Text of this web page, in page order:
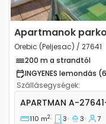
Apartmanok
Orebic (Peljesac) / 27641
200 m a strandtól
INGYENES
Szállásegységek:
Háromszobás
APARTMAN A-
110 m2 3 3 7